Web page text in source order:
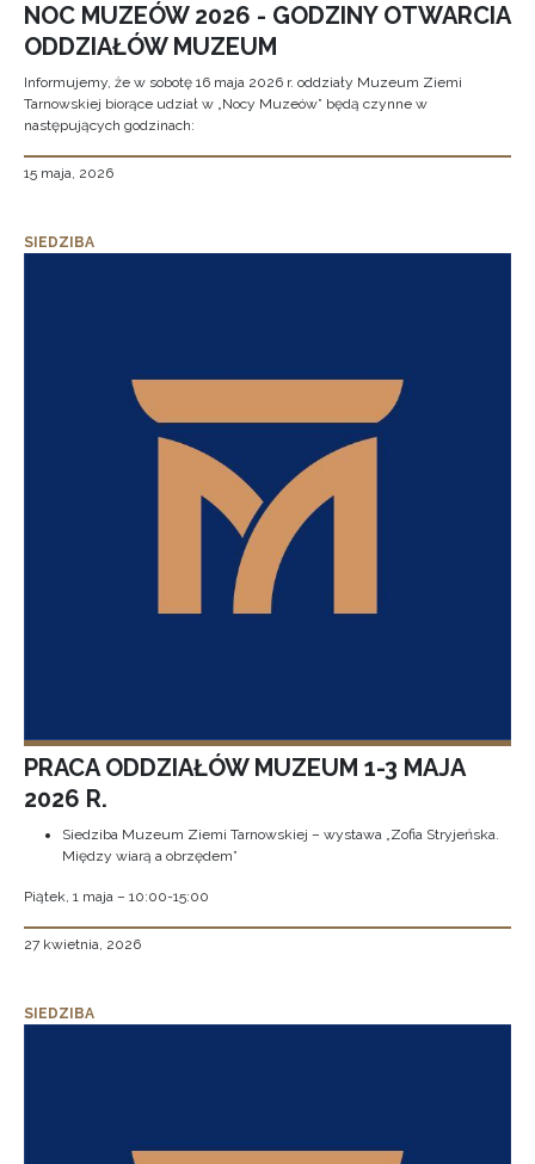
NOC MUZEÓW 2026 - GODZINY OTWARCIA
ODDZIAŁÓW MUZEUM
Informujemy, że w sobotę 16 maja 2026 r. oddziały Muzeum Ziemi
Tarnowskiej biorące udział w „Nocy Muzeów” będą czynne w
następujących godzinach:
15 maja, 2026
SIEDZIBA
PRACA ODDZIAŁÓW MUZEUM 1-3 MAJA
2026 R.
Siedziba Muzeum Ziemi Tarnowskiej – wystawa „Zofia Stryjeńska.
Między wiarą a obrzędem”
Piątek, 1 maja – 10:00-15:00
27 kwietnia, 2026
SIEDZIBA